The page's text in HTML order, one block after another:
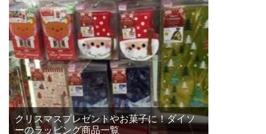
クリスマスプレゼントやお菓子に！ダイソ
ーのラッピング商品一覧